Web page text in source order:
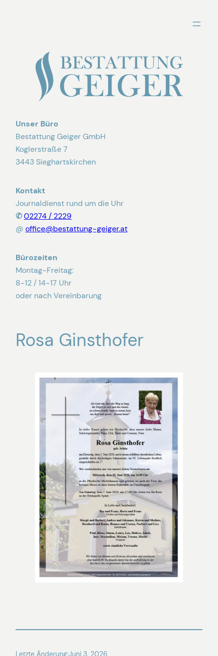
Unser Büro
Bestattung Geiger GmbH
Koglerstraße 7
3443 Sieghartskirchen
Kontakt
Journaldienst rund um die Uhr
✆02274 / 2229
@ office@bestattung-geiger.at
Bürozeiten
Montag-Freitag:
8-12 / 14-17 Uhr
oder nach Vereinbarung
Rosa Ginsthofer